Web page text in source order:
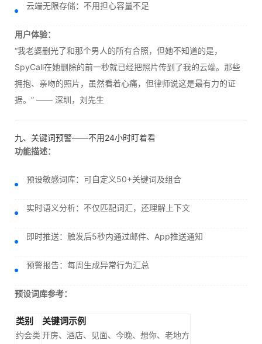
云端无限存储：不用担心容量不足
用户体验：
“我老婆删光了和那个男人的所有合照，但她不知道的是，
SpyCall在她删除的前一秒就已经把照片传到了我的云端。那些
拥抱、亲吻的照片，虽然看着心痛，但律师说这是最有力的证
据。” —— 深圳，刘先生
九、关键词预警——不用24小时盯着看
功能描述：
预设敏感词库：可自定义50+关键词及组合
实时语义分析：不仅匹配词汇，还理解上下文
即时推送：触发后5秒内通过邮件、App推送通知
预警报告：每周生成异常行为汇总
预设词库参考：
类别 关键词示例
约会类 开房、酒店、见面、今晚、想你、老地方